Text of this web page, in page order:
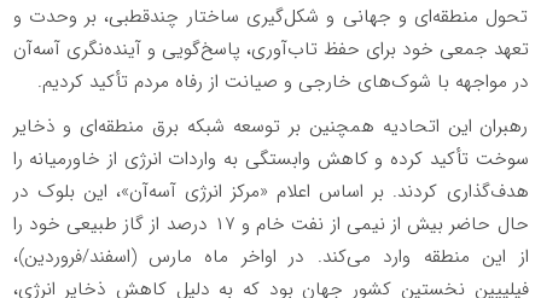
تحول منطقه‌ای و جهانی و شکل‌گیری ساختار چندقطبی، بر وحدت و
تعهد جمعی خود برای حفظ تاب‌آوری، پاسخ‌گویی و آینده‌نگری آسه‌آن
در مواجهه با شوک‌های خارجی و صیانت از رفاه مردم تأکید کردیم.
رهبران این اتحادیه همچنین بر توسعه شبکه برق منطقه‌ای و ذخایر
سوخت تأکید کرده و کاهش وابستگی به واردات انرژی از خاورمیانه را
هدف‌گذاری کردند. بر اساس اعلام «مرکز انرژی آسه‌آن»، این بلوک در
حال حاضر بیش از نیمی از نفت خام و ۱۷ درصد از گاز طبیعی خود را
از این منطقه وارد می‌کند. در اواخر ماه مارس (اسفند/فروردین)،
فیلیپین نخستین کشور جهان بود که به دلیل کاهش ذخایر انرژی،